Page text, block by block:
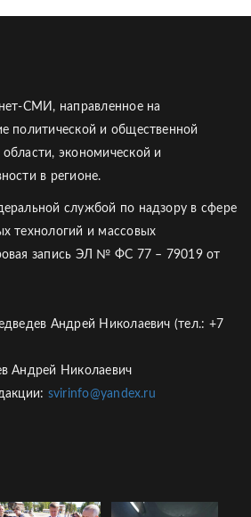
СМИ, направленное на
политической и общественной
экономической и
в регионе.
службой по надзору в сфере
технологий и массовых
запись ЭЛ № ФС 77 – 79019 от
Андрей Николаевич (тел.: +7
Андрей Николаевич
svirinfo@yandex.ru